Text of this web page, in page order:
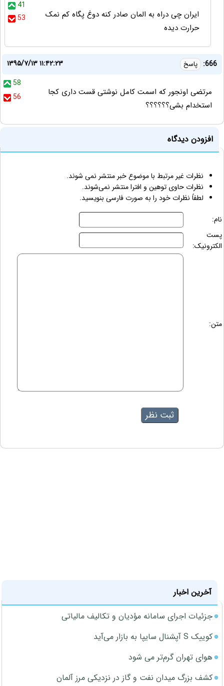
41
53
ایران چی دراه به المان صادر کنه دوغ پگاه کم نمک
حرارت دیده
666: پاسخ
۱۳۹۵/۷/۱۳ ۱۱:۴۲:۲۳
58
56
مرتضی اونجور که اسمت کامل نوشتی قست داری کجا
استخدام بشی؟؟؟؟؟؟
افزودن دیدگاه
نظرات غیر مرتبط با موضوع خبر منتشر نمی شوند.
نظرات حاوی توهین و افترا منتشر نمی‌شوند.
لطفاً نظرات خود را به صورت فارسی بنویسید.
نام:
پست
الکترونیک:
متن:
آخرین اخبار
جزئیات اجرای سامانه مؤدیان و تکالیف مالیاتی
کوییک S آپشنال سایپا به بازار می‌آید
هوای تهران گرم‌تر می شود
کشف بزرگ میدان نفت و گاز در نزدیکی مرز آلمان